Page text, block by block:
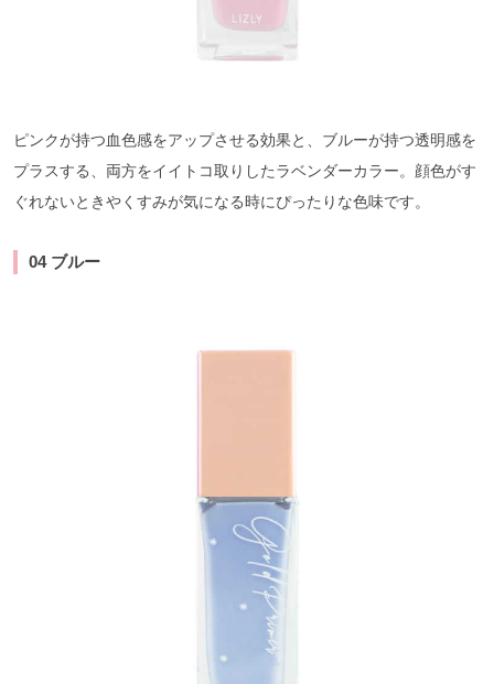
ピンクが持つ血色感をアップさせる効果と、ブルーが持つ透明感を
プラスする、両方をイイトコ取りしたラベンダーカラー。顔色がす
ぐれないときやくすみが気になる時にぴったりな色味です。
04 ブルー